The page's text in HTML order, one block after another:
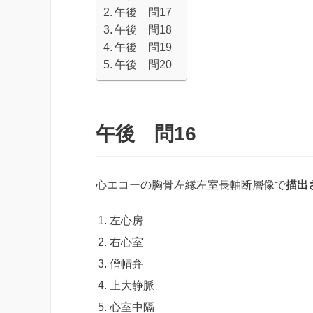
午後 問17
午後 問18
午後 問19
午後 問20
午後 問16
心エコーの胸骨左縁左室長軸断層像で描出
左心房
右心室
僧帽弁
上大静脈
心室中隔